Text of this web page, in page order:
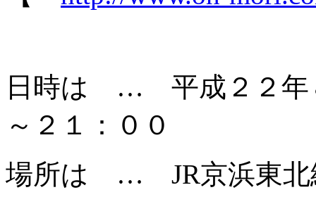
日時は … 平成２２年
～２１：００
場所は … JR京浜東